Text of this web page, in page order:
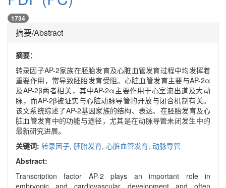
1734
摘要/Abstract
摘要：
转录因子AP-2家族在胚胎发育及心脏血管发育过程中均发挥着
重要作用，常导致胚胎发育受阻。心脏血管发育主要与AP-2α
及AP-2β两者相关，其中AP-2α主要作用于心室流出道及大动
脉，而AP-2β被证实与心脏动脉导管的开放与闭合机制有关。
该文系统综述了AP-2基因家族的结构、表达、在胚胎发育及心
脏血管发育中的功能与途径，尤其是在动脉导管未闭发生中的
最新研究进展。
关键词: 转录因子, 胚胎发育, 心脏血管发育, 动脉导管
Abstract:
Transcription factor AP-2 plays an important role in